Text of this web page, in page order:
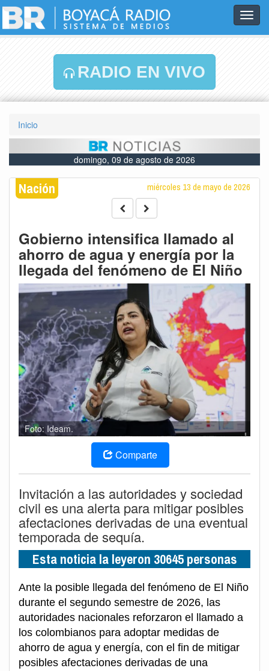
RADIO EN VIVO
Inicio
domingo, 09 de agosto de 2026
Nación miércoles 13 de mayo de 2026
Gobierno intensifica llamado al
ahorro de agua y energía por la
llegada del fenómeno de El Niño
Foto: Ideam.
Comparte
Invitación a las autoridades y sociedad
civil es una alerta para mitigar posibles
afectaciones derivadas de una eventual
temporada de sequía.
Esta noticia la leyeron 30645 personas
Ante la posible llegada del fenómeno de El Niño
durante el segundo semestre de 2026, las
autoridades nacionales reforzaron el llamado a
los colombianos para adoptar medidas de
ahorro de agua y energía, con el fin de mitigar
posibles afectaciones derivadas de una